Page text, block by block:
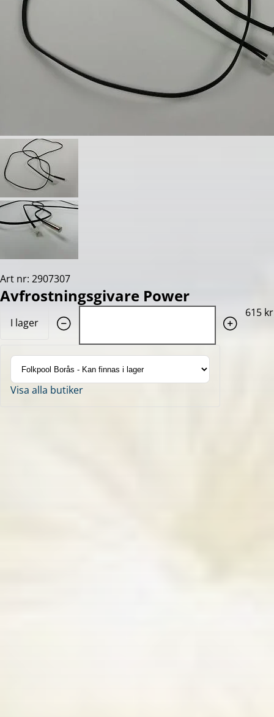
Art nr: 2907307
Avfrostningsgivare Power
I lager
615 kr
Visa alla butiker